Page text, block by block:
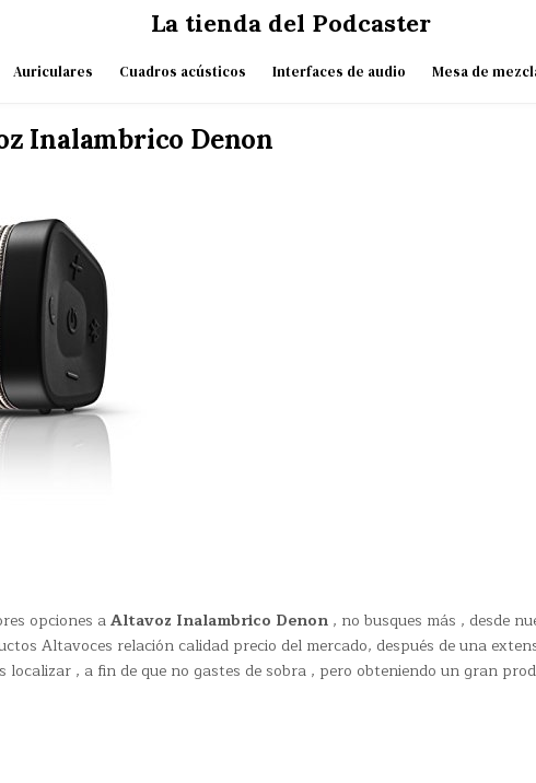
La tienda del Podcaster
Auriculares Cuadros acústicos Interfaces de audio Mesa de
Inalambrico Denon
opciones aAltavoz Inalambrico Denon , no busques más , desde
Altavoces relación calidad precio del mercado, después de una
localizar , a fin de que no gastes de sobra , pero obteniendo un gran